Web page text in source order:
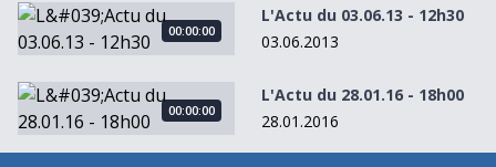
L&#039;Actu du 03.06.13 - 12h30
00:00:00
L'Actu du 03.06.13 - 12h30
03.06.2013
L&#039;Actu du 28.01.16 - 18h00
00:00:00
L'Actu du 28.01.16 - 18h00
28.01.2016